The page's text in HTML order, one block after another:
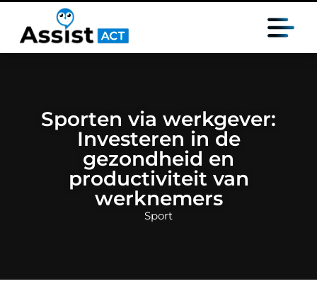
Sporten via werkgever:
Investeren in de
gezondheid en
productiviteit van
werknemers
Sport